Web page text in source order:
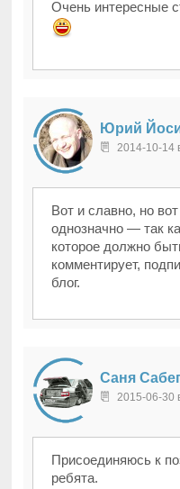
Очень интересные
Юрий
2014-10-14
Вот и славно, но
однозначно — так
которое должно
комментирует,
блог.
Саня
2015-06-30
Присоединяюсь к
ребята.